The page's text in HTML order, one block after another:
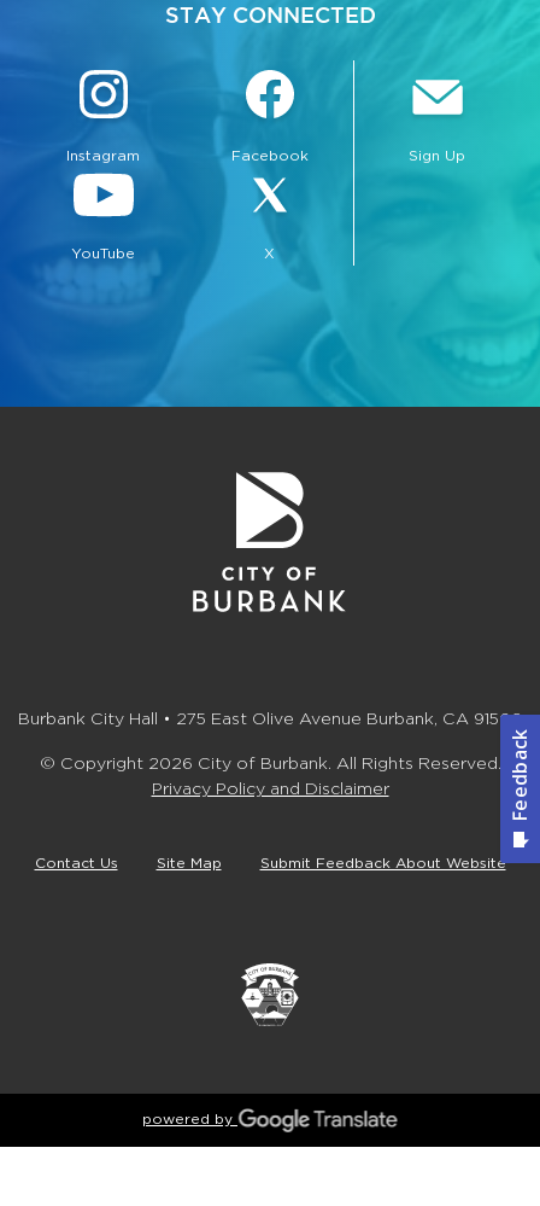
STAY CONNECTED
Instagram Facebook
YouTube X
Sign Up
Burbank City Hall • 275 East Olive Avenue Burbank, CA 91502
© Copyright 2026 City of Burbank. All Rights Reserved.
Privacy Policy and Disclaimer
Contact Us Site Map Submit Feedback About Website
powered by